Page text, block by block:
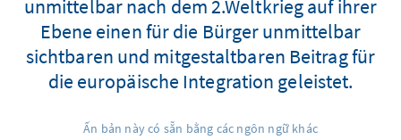
unmittelbar nach dem 2.Weltkrieg auf ihrer
Ebene einen für die Bürger unmittelbar
sichtbaren und mitgestaltbaren Beitrag für
die europäische Integration geleistet.
Ấn bản này có sẵn bằng các ngôn ngữ khác